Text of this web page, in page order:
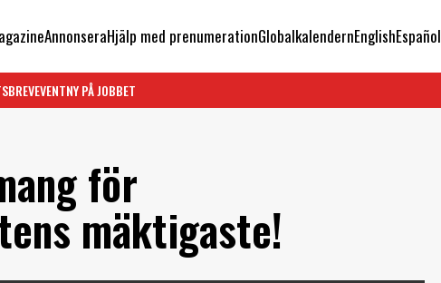
AnnonseraHjälp med prenumerationGlobalkalendernEnglishEspañol
EVENTNY PÅ JOBBET
för
mäktigaste!